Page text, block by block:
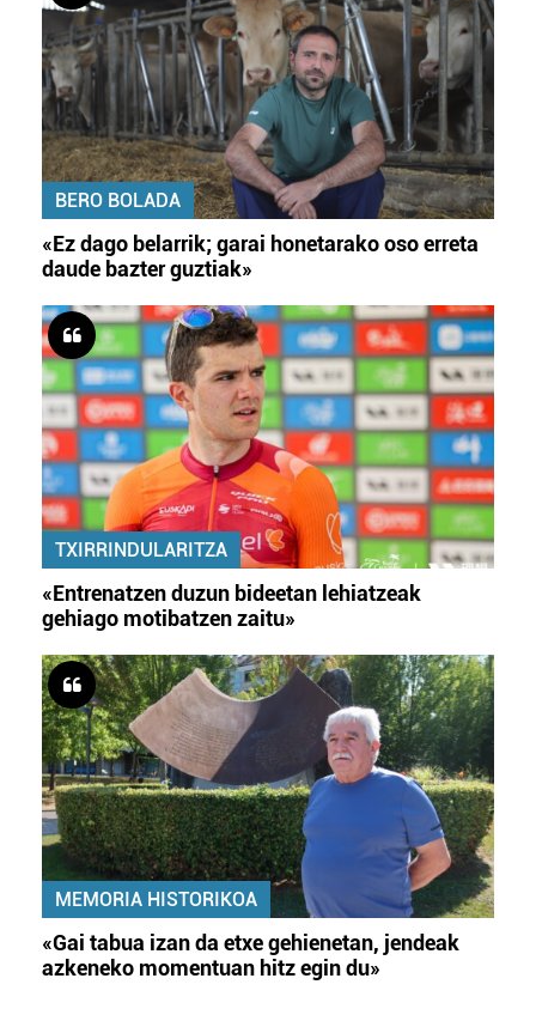
BERO BOLADA
«Ez dago belarrik; garai honetarako oso erreta
daude bazter guztiak»
TXIRRINDULARITZA
«Entrenatzen duzun bideetan lehiatzeak
gehiago motibatzen zaitu»
MEMORIA HISTORIKOA
«Gai tabua izan da etxe gehienetan, jendeak
azkeneko momentuan hitz egin du»